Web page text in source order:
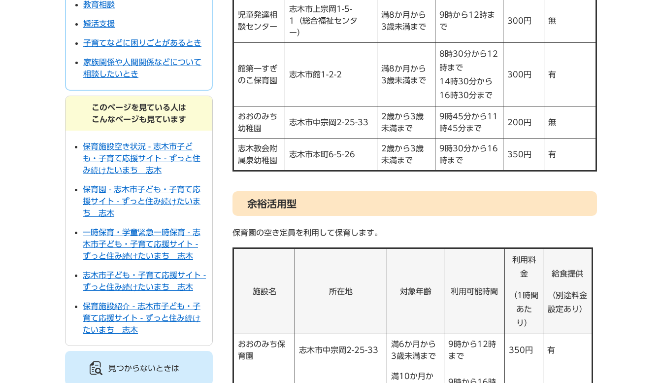
児童発達相
談センター
志木市上宗岡1-5-
1（総合福祉センタ
ー）
満8か月から
3歳未満まで
9時から12時ま
で
300円 無
館第一すぎ
のこ保育園
志木市館1-2-2
満8か月から
3歳未満まで
8時30分から12
時まで
14時30分から
16時30分まで
300円 有
おおのみち
幼稚園
志木市中宗岡2-25-33
2歳から3歳
未満まで
9時45分から11
時45分まで
200円 無
志木教会附
属泉幼稚園
志木市本町6-5-26
2歳から3歳
未満まで
9時30分から16
時まで
350円 有
余裕活用型
保育園の空き定員を利用して保育します。
施設名 所在地 対象年齢 利用可能時間
利用料
金
（1時間
あた
り）
給食提供
（別途料金
設定あり）
おおのみち保
育園
志木市中宗岡2-25-33
満6か月から
3歳未満まで
9時から12時
まで
350円 有
満10か月か
教育相談
婚活支援
子育てなどに困りごとがあるとき
家族関係や人間関係などについて
相談したいとき
このページを見ている人は
こんなページも見ています
保育施設空き状況 - 志木市子ど
も・子育て応援サイト - ずっと住
み続けたいまち 志木
保育園 - 志木市子ども・子育て応
援サイト - ずっと住み続けたいま
ち 志木
一時保育・学童緊急一時保育 - 志
木市子ども・子育て応援サイト -
ずっと住み続けたいまち 志木
志木市子ども・子育て応援サイト -
ずっと住み続けたいまち 志木
保育施設紹介 - 志木市子ども・子
育て応援サイト - ずっと住み続け
たいまち 志木
見つからないときは